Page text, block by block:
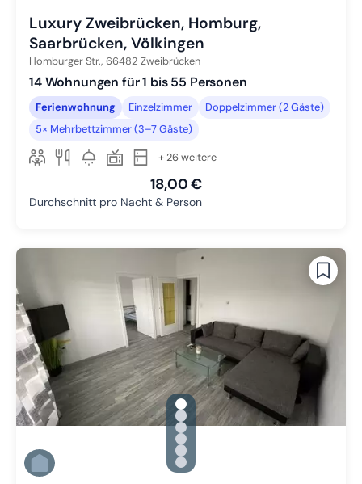
Luxury Zweibrücken, Homburg,
Saarbrücken, Völkingen
Homburger Str., 66482 Zweibrücken
14 Wohnungen für 1 bis 55 Personen
Ferienwohnung Einzelzimmer
Doppelzimmer (2 Gäste)
5× Mehrbettzimmer (3–7 Gäste)
+ 26 weitere
18,00 €
Durchschnitt pro Nacht & Person
gallery.slide_selector
Zu Slide 1 wechseln
Zu Slide 2 wechseln
Zu Slide 3 wechseln
Zu Slide 4 wechseln
Zu Slide 5 wechseln
Zu Slide 6 wechseln